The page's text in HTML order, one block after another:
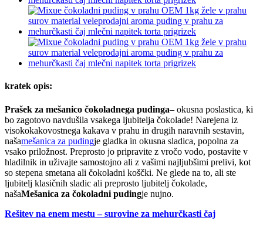
kratek opis:
Prašek za mešanico čokoladnega pudinga– okusna poslastica, ki
bo zagotovo navdušila vsakega ljubitelja čokolade! Narejena iz
visokokakovostnega kakava v prahu in drugih naravnih sestavin,
našamešanica za pudingje gladka in okusna sladica, popolna za
vsako priložnost. Preprosto jo pripravite z vročo vodo, postavite v
hladilnik in uživajte samostojno ali z vašimi najljubšimi prelivi, kot
so stepena smetana ali čokoladni koščki. Ne glede na to, ali ste
ljubitelj klasičnih sladic ali preprosto ljubitelj čokolade,
našaMešanica za čokoladni pudingje nujno.
Rešitev na enem mestu – surovine za mehurčkasti čaj